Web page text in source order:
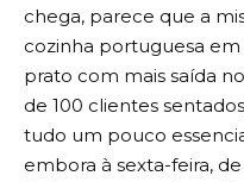
chega, parece que a
cozinha portuguesa em
prato com mais saída
de 100 clientes
tudo um pouco
embora à sexta-feira,